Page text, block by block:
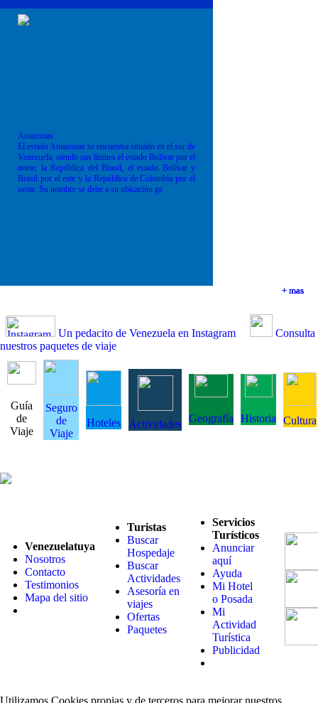
+ mas
+ mas
+ mas
Amazonas
El estado Amazonas se encuentra situado en el sur de
Venezuela, siendo sus límites el estado Bolívar por el
norte; la República del Brasil; el estado Bolívar y
Brasil por el este y la República de Colombia por el
oeste. Su nombre se debe a su ubicación ge
+ mas
Un pedacito de Venezuela en Instagram
Consulta
nuestros paquetes de viaje
Guía
de
Viaje
Seguro
de
Viaje
Hoteles Actividades Geografía Historia Cultura
Venezuelatuya
Nosotros
Contacto
Testimonios
Mapa del sitio
Turistas
Buscar
Hospedaje
Buscar
Actividades
Asesoría en
viajes
Ofertas
Paquetes
Servicios
Turísticos
Anunciar
aquí
Ayuda
Mi Hotel
o Posada
Mi
Actividad
Turística
Publicidad
Utilizamos Cookies propias y de terceros para mejorar nuestros